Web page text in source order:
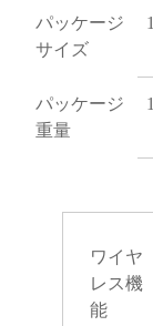
パッケージ
サイズ
パッケージ
重量
ワイヤ
レス機
能